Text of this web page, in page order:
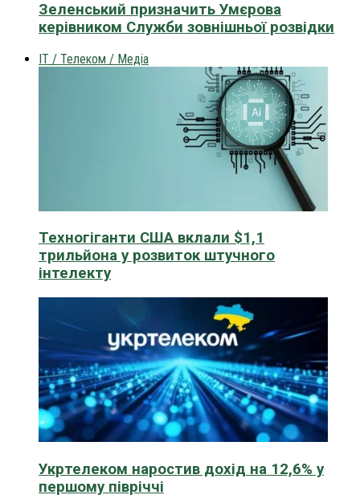
Зеленський призначить Умєрова
керівником Служби зовнішньої розвідки
IT / Телеком / Медіа
Техногіганти США вклали $1,1
трильйона у розвиток штучного
інтелекту
Укртелеком наростив дохід на 12,6% у
першому півріччі